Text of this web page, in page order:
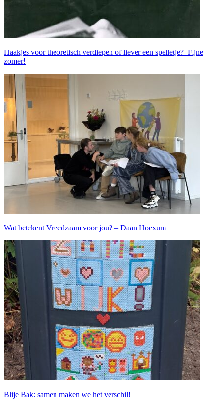
Haakjes voor theoretisch verdiepen of liever een spelletje? Fijne
zomer!
Wat betekent Vreedzaam voor jou? – Daan Hoexum
Blije Bak: samen maken we het verschil!